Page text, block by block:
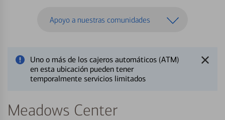
Apoyo a nuestras comunidades
Uno o más de los cajeros automáticos (ATM)
en esta ubicación pueden tener
temporalmente servicios limitados
Meadows Center